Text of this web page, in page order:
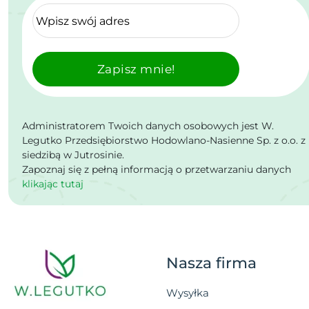
Zapisz mnie!
Administratorem Twoich danych osobowych jest W.
Legutko Przedsiębiorstwo Hodowlano-Nasienne Sp. z o.o. z
siedzibą w Jutrosinie.
Zapoznaj się z pełną informacją o przetwarzaniu danych
klikając tutaj
Nasza firma
Wysyłka